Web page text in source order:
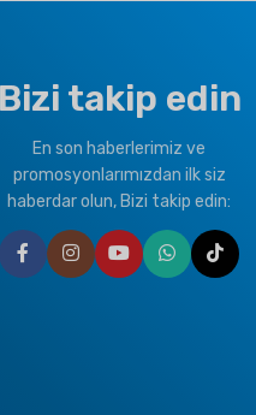
Bizi takip edin
En son haberlerimiz ve
promosyonlarımızdan ilk siz
haberdar olun, Bizi takip edin: